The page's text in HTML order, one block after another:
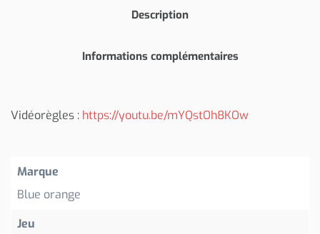
Description
Informations complémentaires
Vidéorègles : https://youtu.be/mYQstOh8KOw
Marque
Blue orange
Jeu